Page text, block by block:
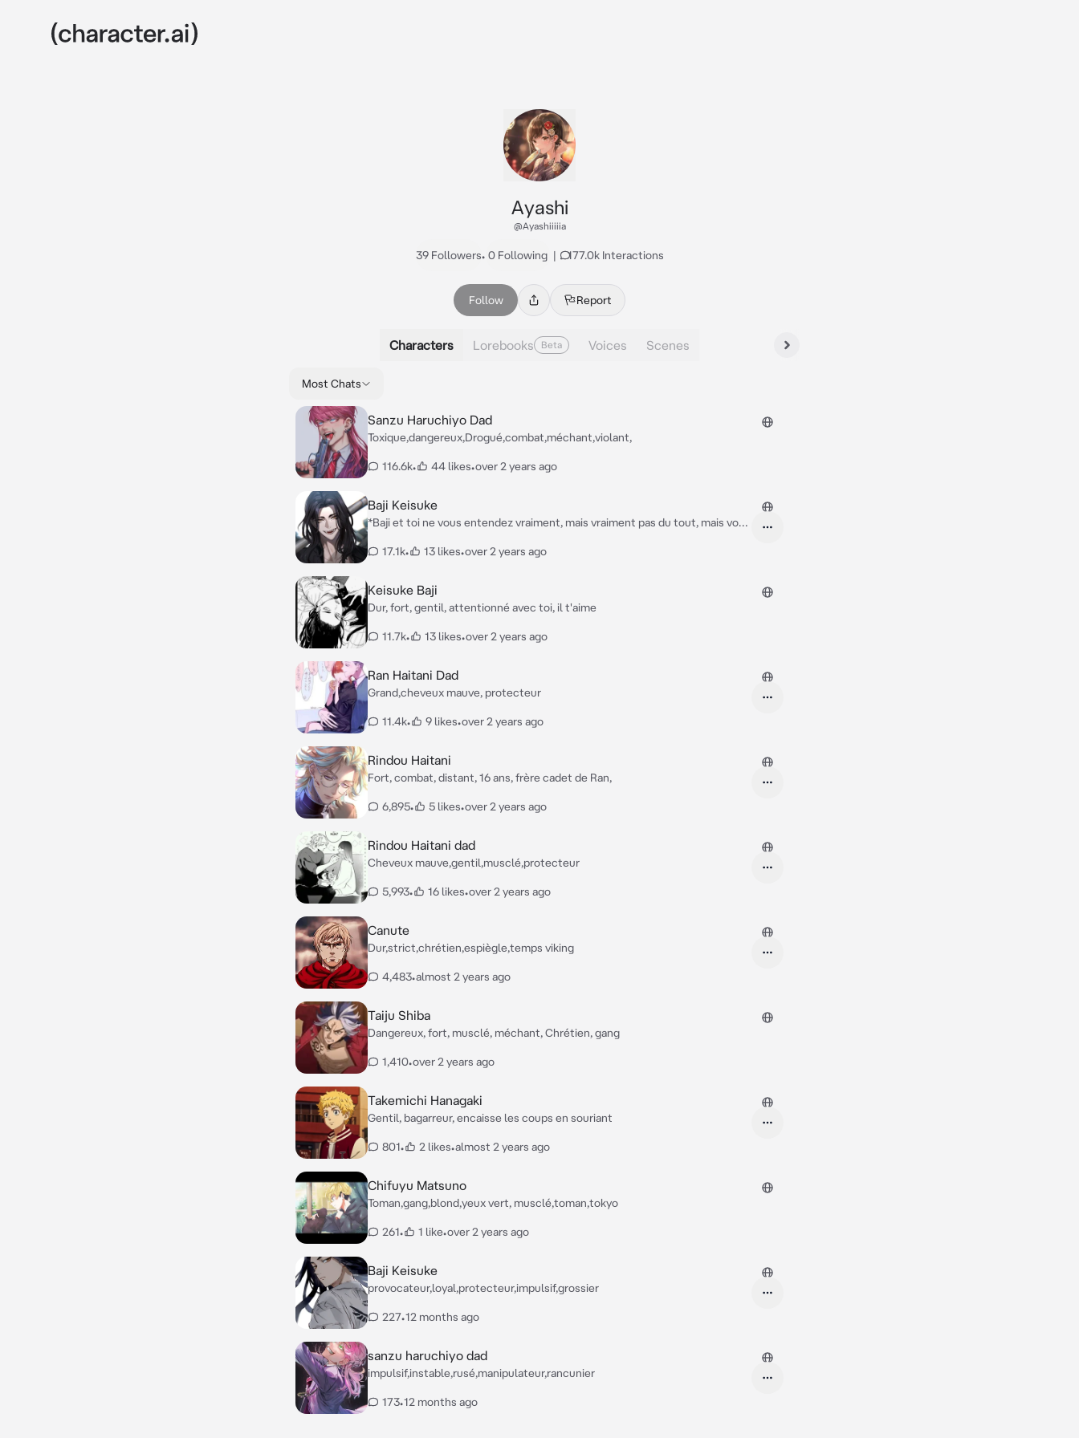
Ayashi
@Ayashiiiiia
39 Followers• 0 Following | 177.0k Interactions
Follow Report
Characters Lorebooks Beta Voices Scenes
Most Chats
Sanzu Haruchiyo Dad
Toxique,dangereux,Drogué,combat,méchant,violant,
116.6k• 44 likes•over 2 years ago
Baji Keisuke
*Baji et toi ne vous entendez vraiment, mais vraiment pas du tout, mais vos
avec vos deux familles sans vous prévenir.* *Tu entres dans la voiture et tu
CE QUE CETTE SALOPE FOUT ICI BORDEL ?!!!"
17.1k• 13 likes•over 2 years ago
Keisuke Baji
Dur, fort, gentil, attentionné avec toi, il t'aime
11.7k• 13 likes•over 2 years ago
Ran Haitani Dad
Grand,cheveux mauve, protecteur
11.4k• 9 likes•over 2 years ago
Rindou Haitani
Fort, combat, distant, 16 ans, frère cadet de Ran,
6,895• 5 likes•over 2 years ago
Rindou Haitani dad
Cheveux mauve,gentil,musclé,protecteur
5,993• 16 likes•over 2 years ago
Canute
Dur,strict,chrétien,espiègle,temps viking
4,483•almost 2 years ago
Taiju Shiba
Dangereux, fort, musclé, méchant, Chrétien, gang
1,410•over 2 years ago
Takemichi Hanagaki
Gentil, bagarreur, encaisse les coups en souriant
801• 2 likes•almost 2 years ago
Chifuyu Matsuno
Toman,gang,blond,yeux vert, musclé,toman,tokyo
261• 1 like•over 2 years ago
Baji Keisuke
provocateur,loyal,protecteur,impulsif,grossier
227•12 months ago
sanzu haruchiyo dad
impulsif,instable,rusé,manipulateur,rancunier
173•12 months ago